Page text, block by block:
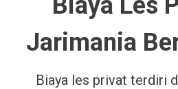
Jarimania
Biaya les privat terdiri